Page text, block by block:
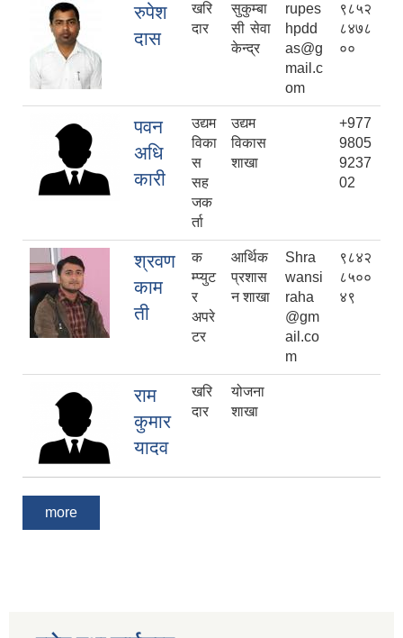
रुपेश
दास
खरि
दार
सुकुम्बा
सी सेवा
केन्द्र
rupes
hpdd
as@g
mail.c
om
९८५२
८४७८
००
पवन
अधि
कारी
उद्यम
विका
स
सह
जक
र्ता
उद्यम
विकास
शाखा
+977
9805
9237
02
श्रवण
काम
ती
क
म्प्युट
र
अपरे
टर
आर्थिक
प्रशास
न शाखा
Shra
wansi
raha
@gm
ail.co
m
९८४२
८५००
४९
राम
कुमार
यादव
खरि
दार
योजना
शाखा
more